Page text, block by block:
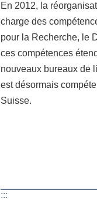
En 2012, la
charge des
pour la Recherche, le
ces compétences
nouveaux bureaux de
est désormais
Suisse.
:::